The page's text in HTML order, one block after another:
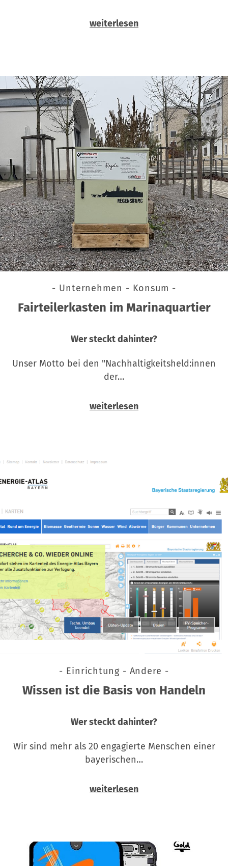
weiterlesen
- Unternehmen - Konsum -
Fairteilerkasten im Marinaquartier
Wer steckt dahinter?
Unser Motto bei den "Nachhaltigkeitsheld:innen
der…
weiterlesen
- Einrichtung - Andere -
Wissen ist die Basis von Handeln
Wer steckt dahinter?
Wir sind mehr als 20 engagierte Menschen einer
bayerischen…
weiterlesen